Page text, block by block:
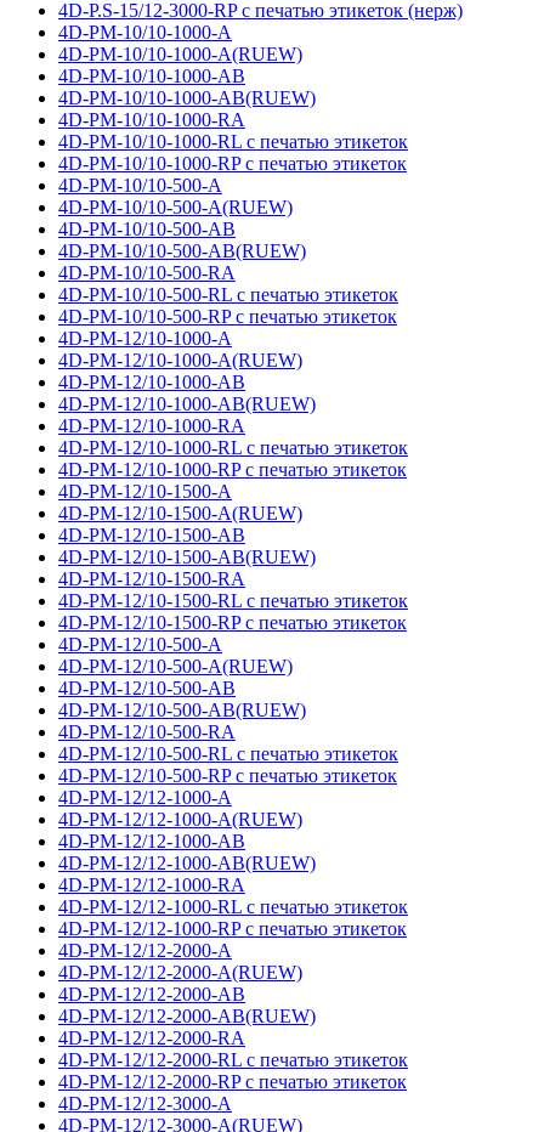
4D-P.S-15/12-3000-RP с печатью этикеток (нерж)
4D-PM-10/10-1000-A
4D-PM-10/10-1000-A(RUEW)
4D-PM-10/10-1000-AB
4D-PM-10/10-1000-AB(RUEW)
4D-PM-10/10-1000-RA
4D-PM-10/10-1000-RL с печатью этикеток
4D-PM-10/10-1000-RP с печатью этикеток
4D-PM-10/10-500-A
4D-PM-10/10-500-A(RUEW)
4D-PM-10/10-500-AB
4D-PM-10/10-500-AB(RUEW)
4D-PM-10/10-500-RA
4D-PM-10/10-500-RL с печатью этикеток
4D-PM-10/10-500-RP с печатью этикеток
4D-PM-12/10-1000-A
4D-PM-12/10-1000-A(RUEW)
4D-PM-12/10-1000-AB
4D-PM-12/10-1000-AB(RUEW)
4D-PM-12/10-1000-RA
4D-PM-12/10-1000-RL с печатью этикеток
4D-PM-12/10-1000-RP с печатью этикеток
4D-PM-12/10-1500-A
4D-PM-12/10-1500-A(RUEW)
4D-PM-12/10-1500-AB
4D-PM-12/10-1500-AB(RUEW)
4D-PM-12/10-1500-RA
4D-PM-12/10-1500-RL с печатью этикеток
4D-PM-12/10-1500-RP с печатью этикеток
4D-PM-12/10-500-A
4D-PM-12/10-500-A(RUEW)
4D-PM-12/10-500-AB
4D-PM-12/10-500-AB(RUEW)
4D-PM-12/10-500-RA
4D-PM-12/10-500-RL с печатью этикеток
4D-PM-12/10-500-RP с печатью этикеток
4D-PM-12/12-1000-A
4D-PM-12/12-1000-A(RUEW)
4D-PM-12/12-1000-AB
4D-PM-12/12-1000-AB(RUEW)
4D-PM-12/12-1000-RA
4D-PM-12/12-1000-RL с печатью этикеток
4D-PM-12/12-1000-RP с печатью этикеток
4D-PM-12/12-2000-A
4D-PM-12/12-2000-A(RUEW)
4D-PM-12/12-2000-AB
4D-PM-12/12-2000-AB(RUEW)
4D-PM-12/12-2000-RA
4D-PM-12/12-2000-RL с печатью этикеток
4D-PM-12/12-2000-RP с печатью этикеток
4D-PM-12/12-3000-A
4D-PM-12/12-3000-A(RUEW)